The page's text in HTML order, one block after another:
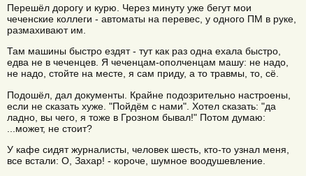
Перешёл дорогу и курю. Через минуту уже бегут мои
чеченские коллеги - автоматы на перевес, у одного ПМ в руке,
размахивают им.
Там машины быстро ездят - тут как раз одна ехала быстро,
едва не в чеченцев. Я чеченцам-ополченцам машу: не надо,
не надо, стойте на месте, я сам приду, а то травмы, то, сё.
Подошёл, дал документы. Крайне подозрительно настроены,
если не сказать хуже. "Пойдём с нами". Хотел сказать: "да
ладно, вы чего, я тоже в Грозном бывал!" Потом думаю:
...может, не стоит?
У кафе сидят журналисты, человек шесть, кто-то узнал меня,
все встали: О, Захар! - короче, шумное воодушевление.